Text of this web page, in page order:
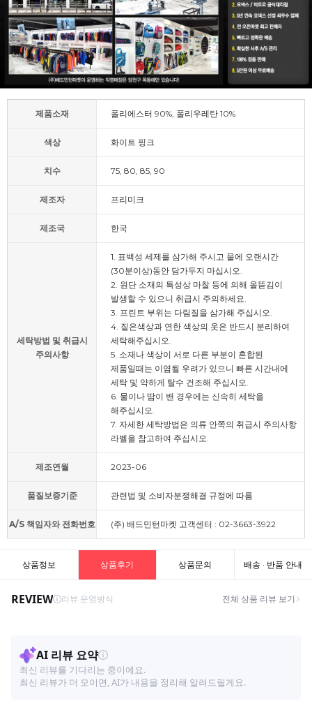
제품소재 폴리에스터 90%, 폴리우레탄 10%
색상 화이트 핑크
치수 75, 80, 85, 90
제조자 프리미크
제조국 한국
세탁방법 및 취급시
주의사항
1. 표백성 세제를 삼가해 주시고 물에 오랜시간
(30분이상)동안 담가두지 마십시오.
2. 원단 소재의 특성상 마찰 등에 의해 올뜯김이
발생할 수 있으니 취급시 주의하세요.
3. 프린트 부위는 다림질을 삼가해 주십시오.
4. 짙은색상과 연한 색상의 옷은 반드시 분리하여
세탁해주십시오.
5. 소재나 색상이 서로 다른 부분이 혼합된
제품일때는 이염될 우려가 있으니 빠른 시간내에
세탁 및 약하게 탈수 건조해 주십시오.
6. 물이나 땀이 밴 경우에는 신속히 세탁을
해주십시오.
7. 자세한 세탁방법은 의류 안쪽의 취급시 주의사항
라벨을 참고하여 주십시오.
제조연월 2023-06
품질보증기준 관련법 및 소비자분쟁해결 규정에 따름
A/S 책임자와 전화번호 (주) 배드민턴마켓 고객센터 : 02-3663-3922
상품정보 상품후기 상품문의 배송 · 반품 안내